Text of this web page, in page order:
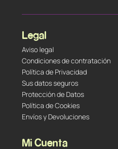
Legal
Aviso legal
Condiciones de contratación
Política de Privacidad
Sus datos seguros
Protección de Datos
Política de Cookies
Envíos y Devoluciones
Mi Cuenta